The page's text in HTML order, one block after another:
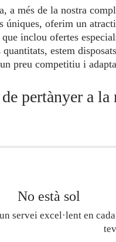
​​a més de la nostra
úniques, oferim un
inclou ofertes
quantitats, estem
preu competitiu i
pertànyer a la
No està sol
servei excel·lent en